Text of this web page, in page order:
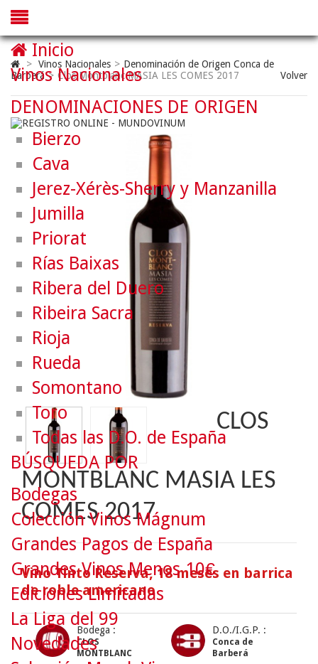
> Vinos Nacionales > Denominación de Origen Conca de
Barberá > Clos Montblanc MASIA LES COMES 2017 Volver
CLOS
MONTBLANC MASIA LES
COMES 2017
Vino Tinto Reserva, 18 meses en barrica
de roble americano
Bodega :
CLOS
MONTBLANC
D.O./I.G.P. :
Conca de
Barberá
Inicio
Vinos Nacionales
DENOMINACIONES DE ORIGEN
Bierzo
Cava
Jerez-Xérès-Sherry y Manzanilla
Jumilla
Priorat
Rías Baixas
Ribera del Duero
Ribeira Sacra
Rioja
Rueda
Somontano
Toro
Todas las D.O. de España
BÚSQUEDA POR
Bodegas
Colección Vinos Mágnum
Grandes Pagos de España
Grandes Vinos Menos 10€
Ediciones Limitadas
La Liga del 99
Novedades